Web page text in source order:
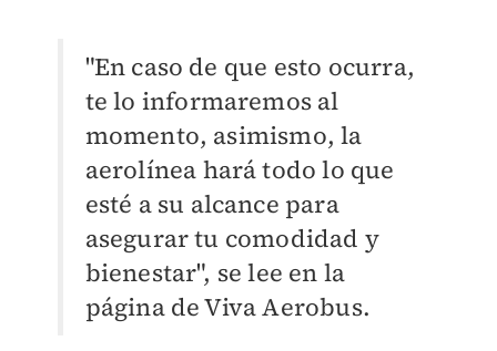
"En caso de que esto ocurra,
te lo informaremos al
momento, asimismo, la
aerolínea hará todo lo que
esté a su alcance para
asegurar tu comodidad y
bienestar", se lee en la
página de Viva Aerobus.